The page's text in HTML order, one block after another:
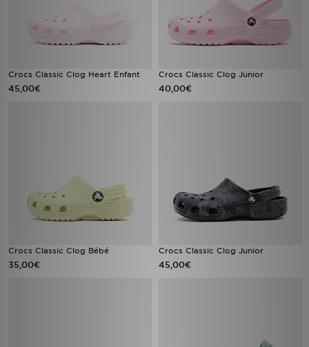
Crocs Classic Clog Heart Enfant
45,00€
Crocs Classic Clog Junior
40,00€
Crocs Classic Clog Bébé
35,00€
Crocs Classic Clog Junior
45,00€